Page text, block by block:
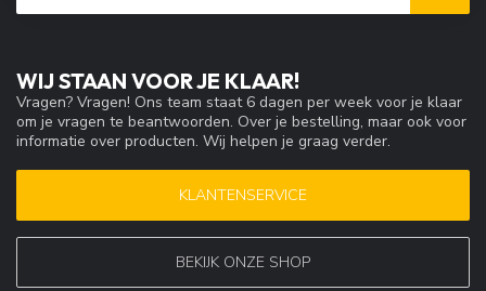
WIJ STAAN VOOR JE KLAAR!
Vragen? Vragen! Ons team staat 6 dagen per week voor je klaar
om je vragen te beantwoorden. Over je bestelling, maar ook voor
informatie over producten. Wij helpen je graag verder.
KLANTENSERVICE
BEKIJK ONZE SHOP